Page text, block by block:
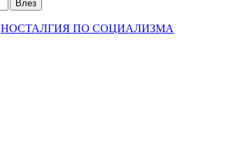
НОСТАЛГИЯ ПО СОЦИАЛИЗМА